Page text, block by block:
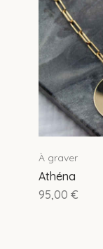
À graver
Athéna
95,00 €